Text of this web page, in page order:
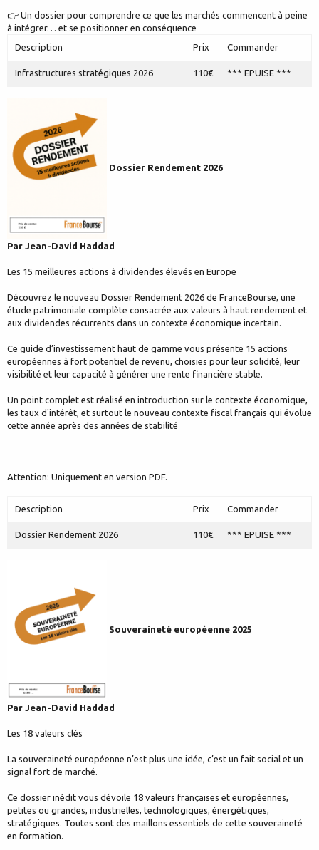
👉 Un dossier pour comprendre ce que les marchés commencent à peine
à intégrer… et se positionner en conséquence
Description
Prix Commander
Infrastructures stratégiques 2026 110€ *** EPUISE ***
Dossier Rendement 2026
Par Jean-David Haddad
Les 15 meilleures actions à dividendes élevés en Europe
Découvrez le nouveau Dossier Rendement 2026 de FranceBourse, une
étude patrimoniale complète consacrée aux valeurs à haut rendement et
aux dividendes récurrents dans un contexte économique incertain.
Ce guide d’investissement haut de gamme vous présente 15 actions
européennes à fort potentiel de revenu, choisies pour leur solidité, leur
visibilité et leur capacité à générer une rente financière stable.
Un point complet est réalisé en introduction sur le contexte économique,
les taux d'intérêt, et surtout le nouveau contexte fiscal français qui évolue
cette année après des années de stabilité
Attention: Uniquement en version PDF.
Description Prix Commander
Dossier Rendement 2026 110€ *** EPUISE ***
Souveraineté européenne 2025
Par Jean-David Haddad
Les 18 valeurs clés
La souveraineté européenne n’est plus une idée, c’est un fait social et un
signal fort de marché.
Ce dossier inédit vous dévoile 18 valeurs françaises et européennes,
petites ou grandes, industrielles, technologiques, énergétiques,
stratégiques. Toutes sont des maillons essentiels de cette souveraineté
en formation.